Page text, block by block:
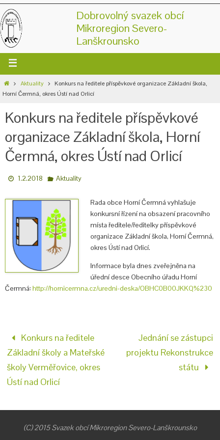
Dobrovolný svazek obcí
Mikroregion Severo-
Lanškrounsko
Aktuality
Konkurs na ředitele příspěvkové organizace Základní škola,
Horní Čermná, okres Ústí nad Orlicí
Konkurs na ředitele příspěvkové
organizace Základní škola, Horní
Čermná, okres Ústí nad Orlicí
1.2.2018 Aktuality
Rada obce Horní Čermná vyhlašuje
konkursní řízení na obsazení pracovního
místa ředitele/ředitelky příspěvkové
organizace Základní škola, Horní Čermná,
okres Ústí nad Orlicí.
Informace byla dnes zveřejněna na
úřední desce Obecního úřadu Horní
Čermná: http://hornicermna.cz/uredni-deska/OBHC0B00JKKQ%230
Konkurs na ředitele
Základní školy a Mateřské
školy Verměřovice, okres
Ústí nad Orlicí
Jednání se zástupci
projektu Rekonstrukce
státu
(C) 2015 Svazek obcí Mikroregion Severo-Lanškrounsko